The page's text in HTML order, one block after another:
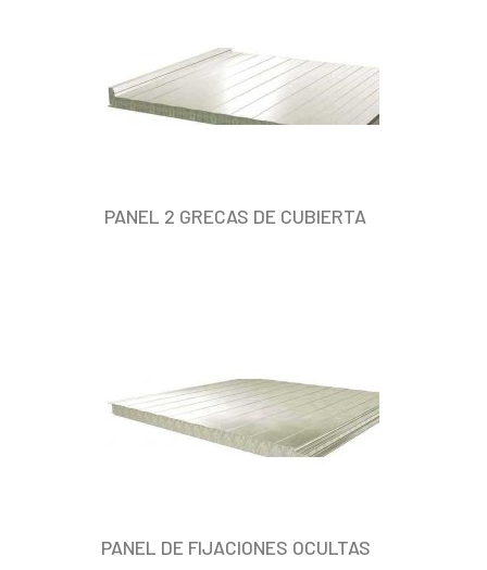
PANEL 2 GRECAS DE CUBIERTA
PANEL DE FIJACIONES OCULTAS